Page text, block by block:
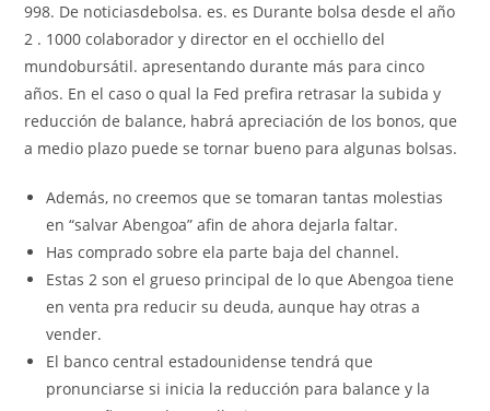
998. De noticiasdebolsa. es. es Durante bolsa desde el año
2 . 1000 colaborador y director en el occhiello del
mundobursátil. apresentando durante más para cinco
años. En el caso o qual la Fed prefira retrasar la subida y
reducción de balance, habrá apreciación de los bonos, que
a medio plazo puede se tornar bueno para algunas bolsas.
Además, no creemos que se tomaran tantas molestias
en “salvar Abengoa” afin de ahora dejarla faltar.
Has comprado sobre ela parte baja del channel.
Estas 2 son el grueso principal de lo que Abengoa tiene
en venta pra reducir su deuda, aunque hay otras a
vender.
El banco central estadounidense tendrá que
pronunciarse si inicia la reducción para balance y la